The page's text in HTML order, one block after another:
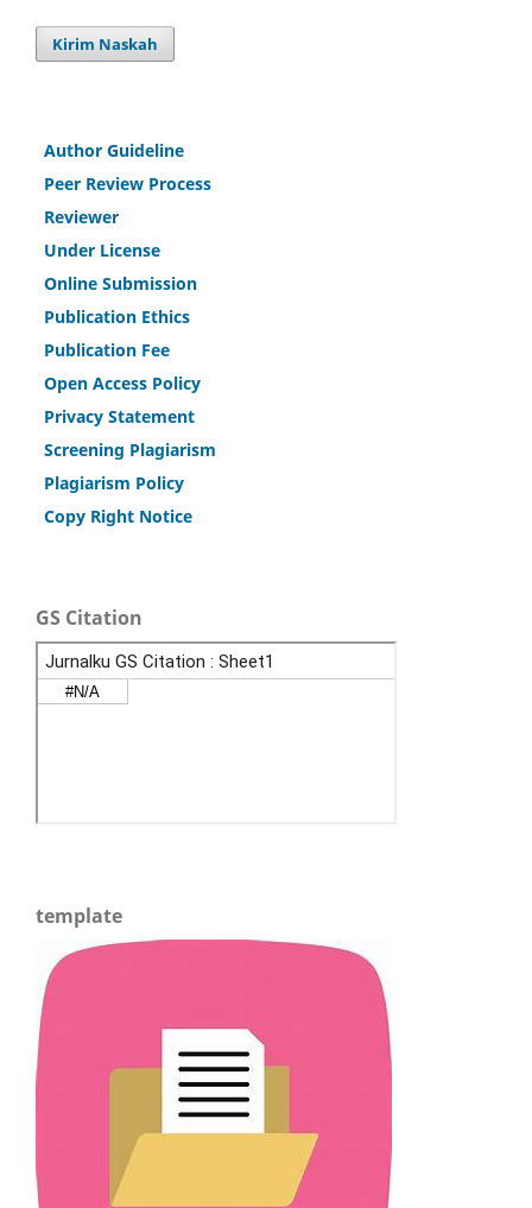
Kirim Naskah
Author Guideline
Peer Review Process
Reviewer
Under License
Online Submission
Publication Ethics
Publication Fee
Open Access Policy
Privacy Statement
Screening Plagiarism
Plagiarism Policy
Copy Right Notice
GS Citation
template